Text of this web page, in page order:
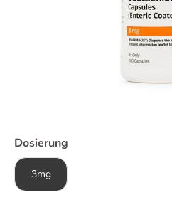
Dosierung
3mg